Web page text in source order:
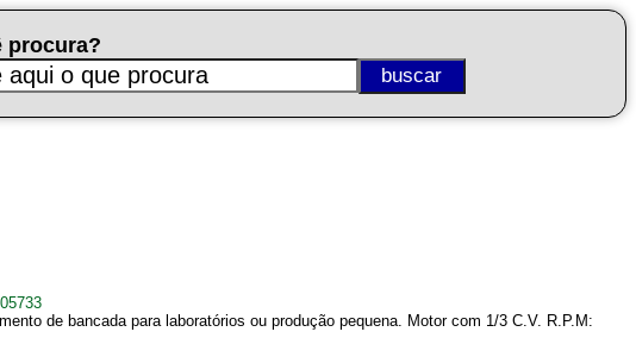
procura?
de bancada para laboratórios ou produção pequena. Motor com 1/3 C.V. R.P.M: